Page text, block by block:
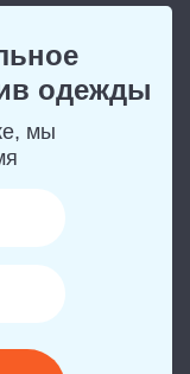
одежды
мы